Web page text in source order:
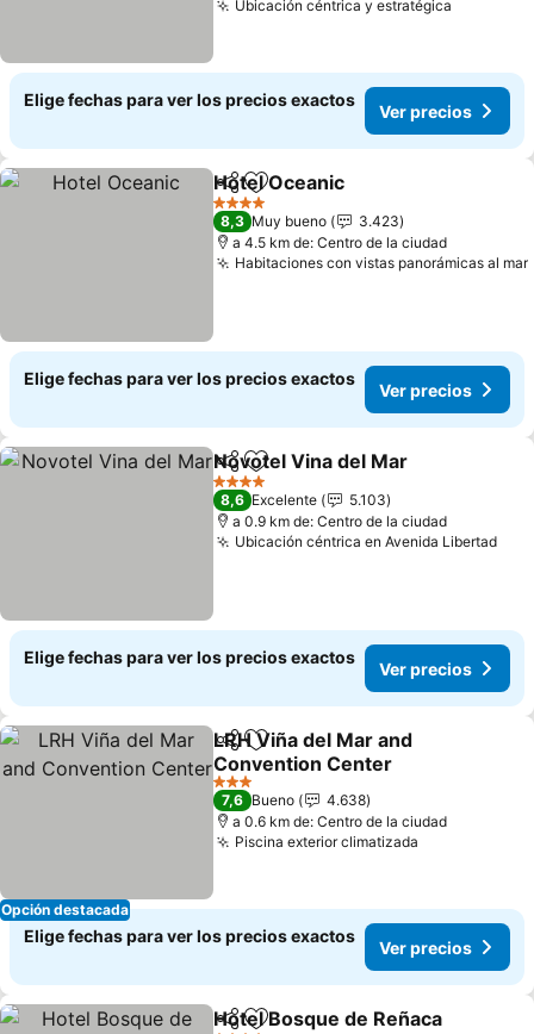
Ubicación céntrica y estratégica
Elige fechas para ver los precios exactos
Ver precios
CompartirAgregar a favoritos
Hotel Oceanic
4 Estrellas
8,3 Muy bueno
3.423
a 4.5 km de: Centro de la ciudad
Habitaciones con vistas panorámicas al mar
Elige fechas para ver los precios exactos
Ver precios
CompartirAgregar a favoritos
Novotel Vina del Mar
4 Estrellas
8,6 Excelente
5.103
a 0.9 km de: Centro de la ciudad
Ubicación céntrica en Avenida LibertadVer
Elige fechas para ver los precios exactos
Ver precios
Opción destacada
CompartirAgregar a favoritos
LRH Viña del Mar and
Convention Center
Ver precios
3 Estrellas
7,6 Bueno
4.638
a 0.6 km de: Centro de la ciudad
Piscina exterior climatizada
Elige fechas para ver los precios exactos
Ver precios
Compartir
Hotel Bosque de Reñaca